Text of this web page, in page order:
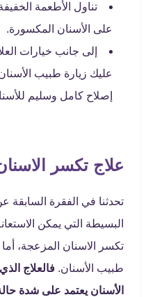
تناول الأطعمة
على الأسنان المكسورة.
إلى جانب خيارات
عليك زيارة طبيب
إصلاح كامل وسليم
علاج تكسر
تحدثنا في الفقرة السابقة
البسيطة التي يمكن
تكسر الاسنان المزعجة،
طبيب الأسنان. فالعلاج
الأسنان يعتمد على شدة